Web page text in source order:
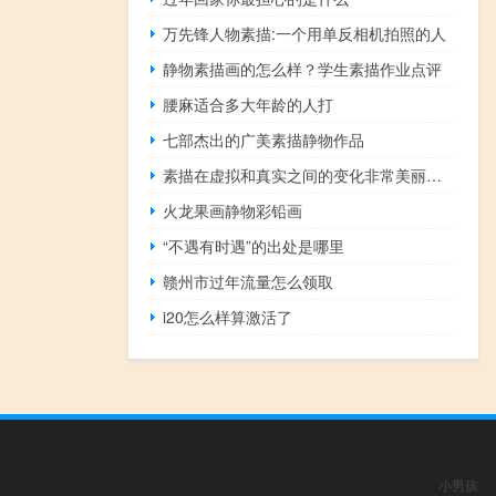
万先锋人物素描:一个用单反相机拍照的人
静物素描画的怎么样？学生素描作业点评
腰麻适合多大年龄的人打
七部杰出的广美素描静物作品
素描在虚拟和真实之间的变化非常美丽。优秀的抽象草图受到赞赏。
火龙果画静物彩铅画
“不遇有时遇”的出处是哪里
赣州市过年流量怎么领取
i20怎么样算激活了
小男孩